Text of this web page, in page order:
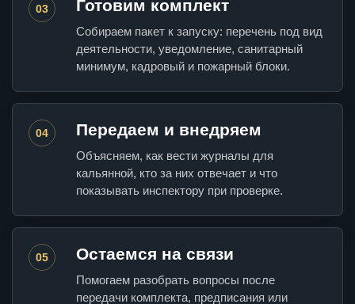
03 Готовим комплект
Собираем пакет к запуску: перечень под вид
деятельности, уведомление, санитарный
минимум, кадровый и пожарный блоки.
04 Передаем и внедряем
Объясняем, как вести журналы для
кальянной, кто за них отвечает и что
показывать инспектору при проверке.
05 Остаемся на связи
Помогаем разобрать вопросы после
передачи комплекта, предписания или